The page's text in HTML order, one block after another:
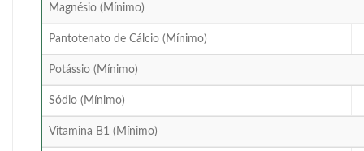
Magnésio (Mínimo)
Pantotenato de Cálcio (Mínimo)
Potássio (Mínimo)
Sódio (Mínimo)
Vitamina B1 (Mínimo)